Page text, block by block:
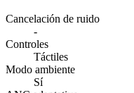
Cancelación de ruido
-
Controles
Táctiles
Modo ambiente
Sí